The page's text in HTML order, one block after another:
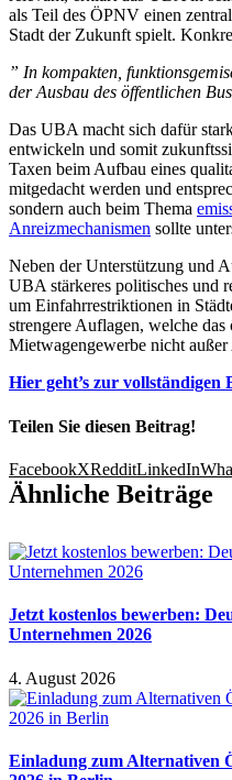
als Teil des ÖPNV einen
Stadt der Zukunft spielt.
” In kompakten,
der Ausbau des öffentlichen
Das UBA macht sich dafür
entwickeln und somit
Taxen beim Aufbau eines
mitgedacht werden und
sondern auch beim Thema
Anreizmechanismen sollte
Neben der Unterstützung und
UBA stärkeres politisches und
um Einfahrrestriktionen in
strengere Auflagen, welche
Mietwagengewerbe nicht außer
Hier geht’s zur vollständigen
Teilen Sie diesen Beitrag!
FacebookXRedditLinkedIn
Ähnliche Beiträge
Jetzt kostenlos bewerben:
Unternehmen 2026
4. August 2026
Einladung zum Alternativen